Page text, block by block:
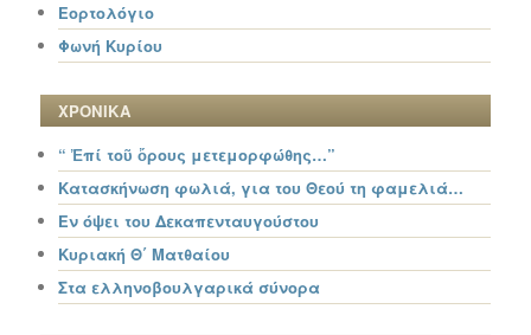
Εορτολόγιο
Φωνή Κυρίου
ΧΡΟΝΙΚΑ
“ Ἐπί τοῦ ὄρους μετεμορφώθης…”
Κατασκήνωση φωλιά, για του Θεού τη φαμελιά…
Εν όψει του Δεκαπενταυγούστου
Κυριακή Θ΄ Ματθαίου
Στα ελληνοβουλγαρικά σύνορα